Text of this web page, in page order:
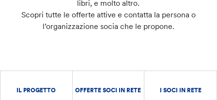
libri, e molto altro.
Scopri tutte le offerte attive e contatta la persona o
l’organizzazione socia che le propone.
IL PROGETTO OFFERTE SOCI IN RETE I SOCI IN RETE